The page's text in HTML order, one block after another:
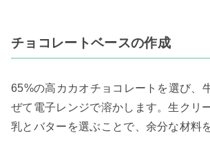
チョコレートベースの作成
65%の高カカオチョコレートを選び、
ぜて電子レンジで溶かします。生クリ
乳とバターを選ぶことで、余分な材料